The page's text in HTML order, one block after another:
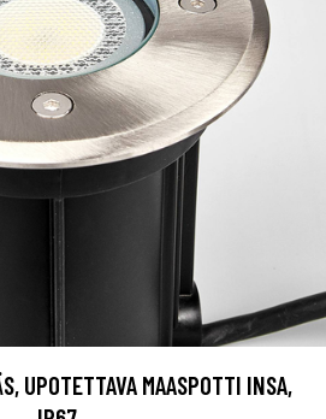
UPOTETTAVA MAASPOTTI INSA,